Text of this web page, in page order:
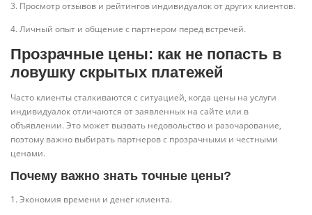
3. Просмотр отзывов и рейтингов индивидуалок от других клиентов.
4. Личный опыт и общение с партнером перед встречей.
Прозрачные цены: как не попасть в
ловушку скрытых платежей
Часто клиенты сталкиваются с ситуацией, когда цены на услуги
индивидуалок отличаются от заявленных на сайте или в
объявлении. Это может вызвать недовольство и разочарование,
поэтому важно выбирать партнеров с прозрачными и честными
ценами.
Почему важно знать точные цены?
1. Экономия времени и денег клиента.